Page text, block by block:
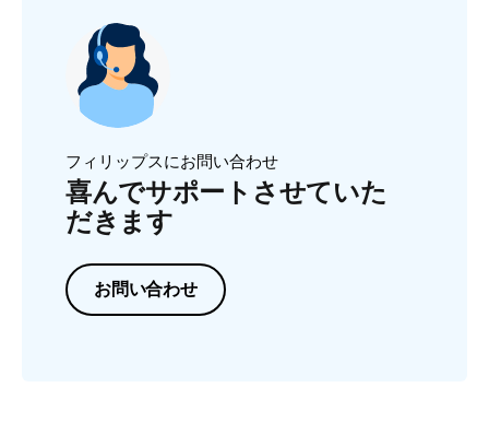
フィリップスにお問い合わせ
喜んでサポートさせていた
だきます
お問い合わせ